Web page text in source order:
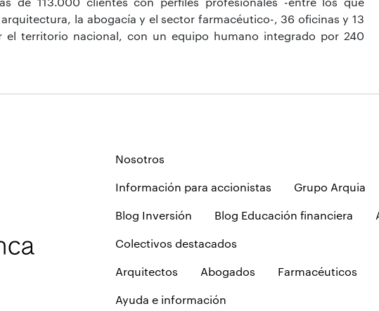
la abogacía y el sector farmacéutico-, 36 oficinas y 13
el territorio nacional, con un equipo humano integrado por 240
Nosotros
Información para accionistas Grupo Arquia
Blog Inversión Blog Educación financiera
Colectivos destacados
Arquitectos Abogados Farmacéuticos
Ayuda e información